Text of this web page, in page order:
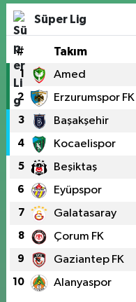
Süper Lig
# Takım
1 Amed
2 Erzurumspor FK
3 Başakşehir
4 Kocaelispor
5 Beşiktaş
6 Eyüpspor
7 Galatasaray
8 Çorum FK
9 Gaziantep FK
10 Alanyaspor